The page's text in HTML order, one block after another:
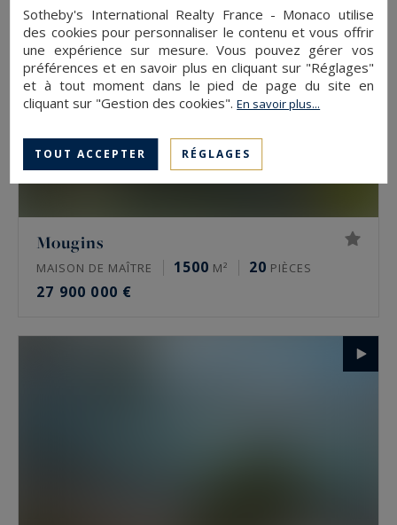
Mougins
MAISON DE MAÎTRE 1500 M² 20 PIÈCES
27 900 000 €
Sotheby's International Realty France - Monaco utilise
des cookies pour personnaliser le contenu et vous offrir
une expérience sur mesure. Vous pouvez gérer vos
préférences et en savoir plus en cliquant sur "Réglages"
et à tout moment dans le pied de page du site en
cliquant sur "Gestion des cookies".En savoir plus...
TOUT ACCEPTER RÉGLAGES